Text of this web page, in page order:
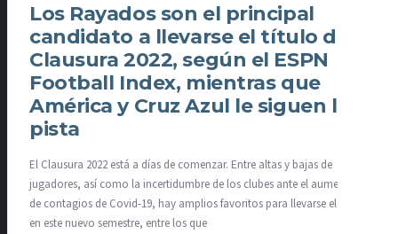
Los Rayados son el principal
candidato a llevarse el título del
Clausura 2022, según el ESPN
Football Index, mientras que
América y Cruz Azul le siguen la
pista
El Clausura 2022 está a días de comenzar. Entre altas y bajas de
jugadores, así como la incertidumbre de los clubes ante el aumento
de contagios de Covid-19, hay amplios favoritos para llevarse el título
en este nuevo semestre, entre los que